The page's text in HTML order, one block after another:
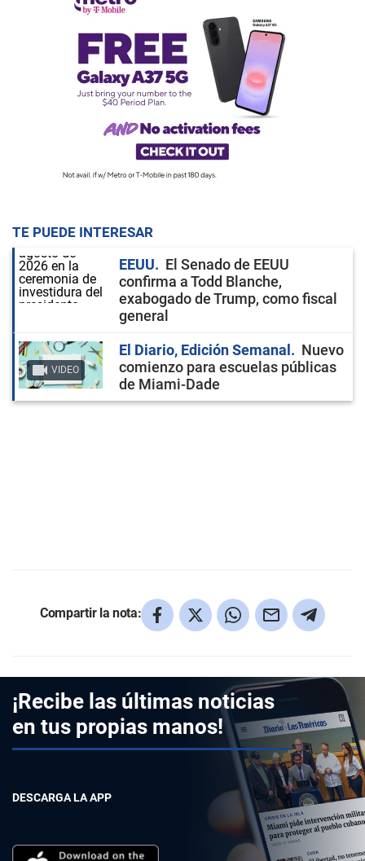
TE PUEDE INTERESAR
EEUU
El Senado de EEUU
confirma a Todd Blanche,
exabogado de Trump, como fiscal
general
VIDEO
El Diario, Edición Semanal
Nuevo
comienzo para escuelas públicas
de Miami-Dade
Compartir la nota:
¡Recibe las últimas noticias
en tus propias manos!
DESCARGA LA APP